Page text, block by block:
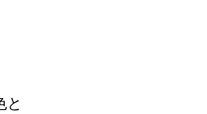
と